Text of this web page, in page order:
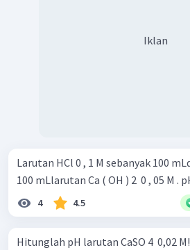
Iklan
Larutan HCl 0 , 1 M sebanyak 100
100 mLlarutan Ca ( OH ) 2 ​ 0 , 05 M .
4 4.5
Hitunglah pH larutan CaSO 4 ​ 0,02 M!